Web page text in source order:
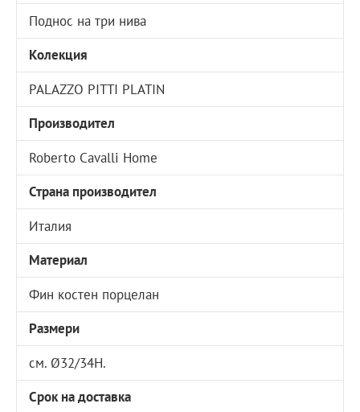
Поднос на три нива
Колекция
PALAZZO PITTI PLATIN
Производител
Roberto Cavalli Home
Страна производител
Италия
Материал
Фин костен порцелан
Размери
см. Ø32/34Н.
Срок на доставка